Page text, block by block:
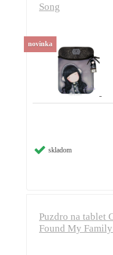
Song
skladom
novinka
Puzdro na tablet
Found My